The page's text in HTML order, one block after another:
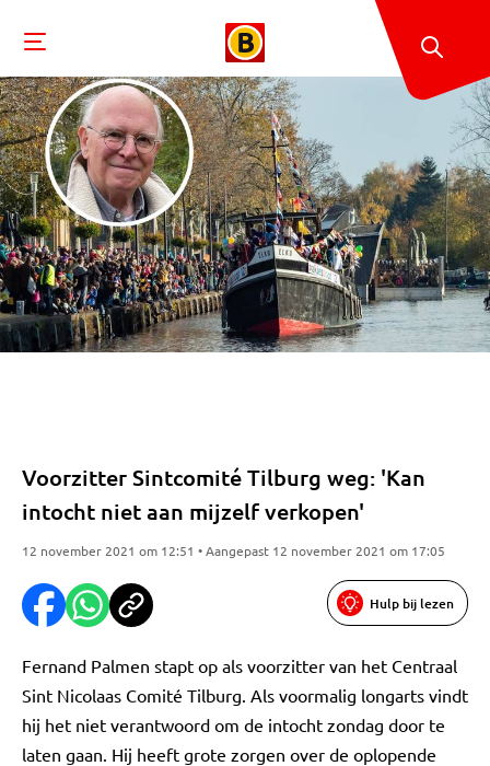
Voorzitter Sintcomité Tilburg weg: 'Kan
intocht niet aan mijzelf verkopen'
12 november 2021 om 12:51 • Aangepast 12 november 2021 om 17:05
Hulp bij lezen
Fernand Palmen stapt op als voorzitter van het Centraal
Sint Nicolaas Comité Tilburg. Als voormalig longarts vindt
hij het niet verantwoord om de intocht zondag door te
laten gaan. Hij heeft grote zorgen over de oplopende